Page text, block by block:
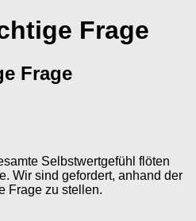
Frage
Frage
Selbstwertgefühl flöten
Wir sind gefordert, anhand der
Frage zu stellen.